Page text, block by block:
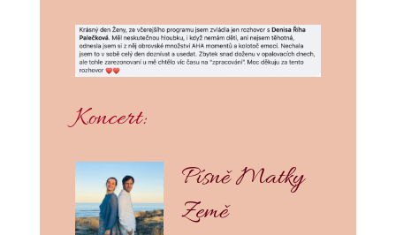
Koncert:
Písně Matky
Země